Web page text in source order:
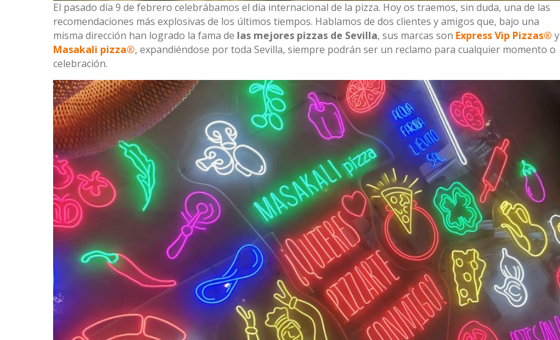
El pasado día 9 de febrero celebrábamos el día internacional de la pizza. Hoy os traemos, sin duda, una de las
recomendaciones más explosivas de los últimos tiempos. Hablamos de dos clientes y amigos que, bajo una
misma dirección han logrado la fama de las mejores pizzas de Sevilla, sus marcas son Express Vip Pizzas® y
Masakali pizza®, expandiéndose por toda Sevilla, siempre podrán ser un reclamo para cualquier momento o
celebración.